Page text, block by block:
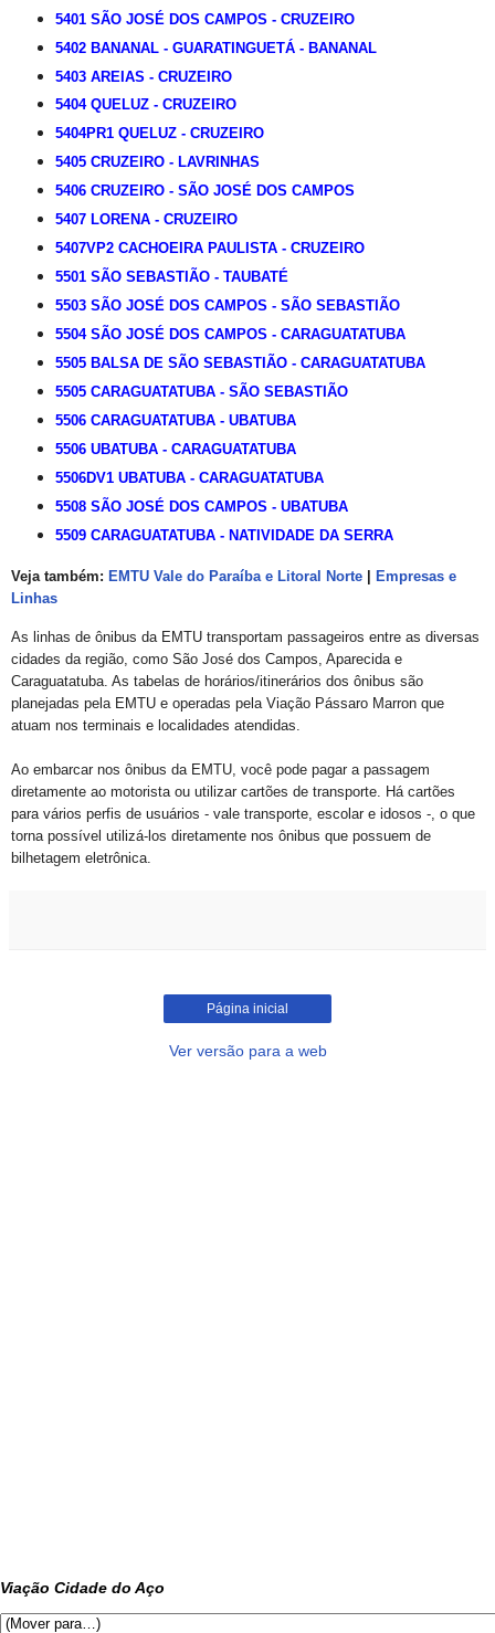
5401 SÃO JOSÉ DOS CAMPOS - CRUZEIRO
5402 BANANAL - GUARATINGUETÁ - BANANAL
5403 AREIAS - CRUZEIRO
5404 QUELUZ - CRUZEIRO
5404PR1 QUELUZ - CRUZEIRO
5405 CRUZEIRO - LAVRINHAS
5406 CRUZEIRO - SÃO JOSÉ DOS CAMPOS
5407 LORENA - CRUZEIRO
5407VP2 CACHOEIRA PAULISTA - CRUZEIRO
5501 SÃO SEBASTIÃO - TAUBATÉ
5503 SÃO JOSÉ DOS CAMPOS - SÃO SEBASTIÃO
5504 SÃO JOSÉ DOS CAMPOS - CARAGUATATUBA
5505 BALSA DE SÃO SEBASTIÃO - CARAGUATATUBA
5505 CARAGUATATUBA - SÃO SEBASTIÃO
5506 CARAGUATATUBA - UBATUBA
5506 UBATUBA - CARAGUATATUBA
5506DV1 UBATUBA - CARAGUATATUBA
5508 SÃO JOSÉ DOS CAMPOS - UBATUBA
5509 CARAGUATATUBA - NATIVIDADE DA SERRA
Veja também: EMTU Vale do Paraíba e Litoral Norte | Empresas e
Linhas
As linhas de ônibus da EMTU transportam passageiros entre as diversas
cidades da região, como São José dos Campos, Aparecida e
Caraguatatuba. As tabelas de horários/itinerários dos ônibus são
planejadas pela EMTU e operadas pela Viação Pássaro Marron que
atuam nos terminais e localidades atendidas.
Ao embarcar nos ônibus da EMTU, você pode pagar a passagem
diretamente ao motorista ou utilizar cartões de transporte. Há cartões
para vários perfis de usuários - vale transporte, escolar e idosos -, o que
torna possível utilizá-los diretamente nos ônibus que possuem de
bilhetagem eletrônica.
Página inicial
Ver versão para a web
Viação Cidade do Aço